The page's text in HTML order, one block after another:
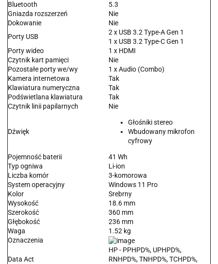
Bluetooth
5.3
Gniazda rozszerzeń
Nie
Dokowanie
Nie
Porty USB
2 x USB 3.2 Type-A Gen 1
1 x USB 3.2 Type-C Gen 1
Porty wideo
1 x HDMI
Czytnik kart pamięci
Nie
Pozostałe porty we/wy
1 x Audio (Combo)
Kamera internetowa
Tak
Klawiatura numeryczna
Tak
Podświetlana klawiatura
Tak
Czytnik linii papilarnych
Nie
Dźwięk
Głośniki stereo
Wbudowany mikrofon
cyfrowy
Pojemność baterii
41 Wh
Typ ogniwa
Li-ion
Liczba komór
3-komorowa
System operacyjny
Windows 11 Pro
Kolor
Srebrny
Wysokość
18.6 mm
Szerokość
360 mm
Głębokość
236 mm
Waga
1.52 kg
Oznaczenia
Data Act
HP - PPHPD%, UPHPD%,
RNHPD%, TNHPD%, TCHPD%,